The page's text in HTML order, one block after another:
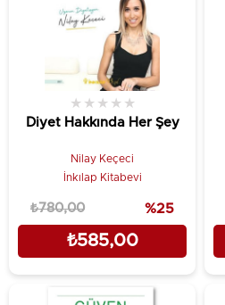
Diyet Hakkında Her Şey
★ ★ ★ ★ ★
Nilay Keçeci
İnkılap Kitabevi
₺585,00
₺780,00 %25